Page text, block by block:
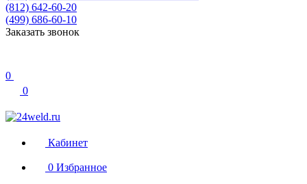
(812) 642-60-20
(499) 686-60-10
Заказать звонок
0
0
Кабинет
0 Избранное